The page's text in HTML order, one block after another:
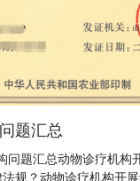
题汇总
问题汇总动物诊疗机构
规？动物诊疗机构开展